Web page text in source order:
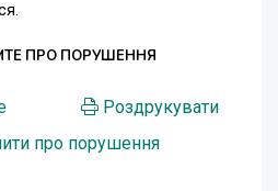
ПРО ПОРУШЕННЯ
Роздрукувати
про порушення